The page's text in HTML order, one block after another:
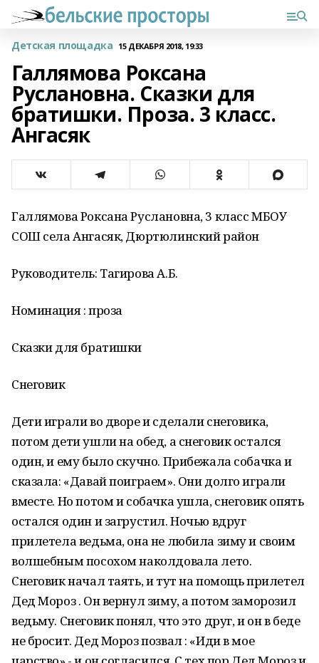
Детская площадка 15 ДЕКАБРЯ 2018, 19:33
Галлямова Роксана
Руслановна. Сказки для
братишки. Проза. 3 класс.
Ангасяк
Галлямова Роксана Руслановна, 3 класс МБОУ
СОШ села Ангасяк, Дюртюлинский район
Руководитель: Тагирова А.Б.
Номинация : проза
Сказки для братишки
Снеговик
Дети играли во дворе и сделали снеговика,
потом дети ушли на обед, а снеговик остался
один, и ему было скучно. Прибежала собачка и
сказала: «Давай поиграем». Они долго играли
вместе. Но потом и собачка ушла, снеговик опять
остался один и загрустил. Ночью вдруг
прилетела ведьма, она не любила зиму и своим
волшебным посохом наколдовала лето.
Снеговик начал таять, и тут на помощь прилетел
Дед Мороз . Он вернул зиму, а потом заморозил
ведьму. Снеговик понял, что это друг, и он в беде
не бросит. Дед Мороз позвал : «Иди в мое